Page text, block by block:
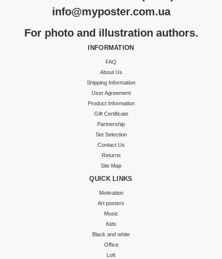
info@myposter.com.ua
For photo and illustration authors.
INFORMATION
FAQ
About Us
Shipping Information
User Agreement
Product Information
Gift Certificate
Partnership
Set Selection
Contact Us
Returns
Site Map
QUICK LINKS
Motivation
Art posters
Music
Kids
Black and white
Office
Loft